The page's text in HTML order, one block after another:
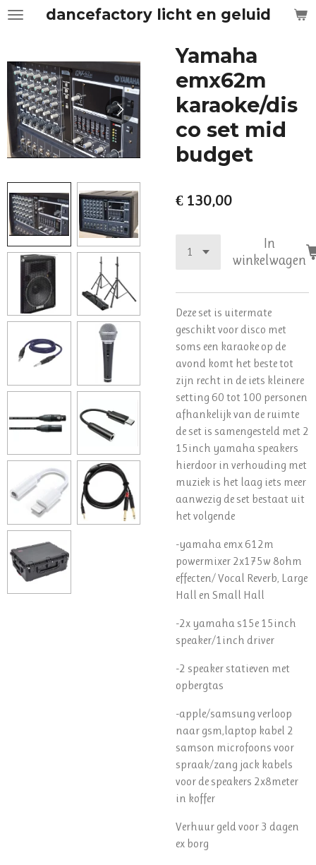
Ga
de
hoofdinhoud
dancefactory licht en geluid
Yamaha
emx62m
karaoke/dis
co set mid
budget
€ 130,00
In
winkelwagen
Deze set is uitermate
geschikt voor disco met
soms een karaoke op de
avond komt het beste tot
zijn recht in de iets kleinere
setting 60 tot 100 personen
afhankelijk van de ruimte
de set is samengesteld met 2
15inch yamaha speakers
hierdoor in verhouding met
muziek is het laag iets meer
aanwezig de set bestaat uit
het volgende
-yamaha emx 612m
powermixer 2x175w 8ohm
effecten/ Vocal Reverb, Large
Hall en Small Hall
-2x yamaha s15e 15inch
speaker/1inch driver
-2 speaker statieven met
opbergtas
-apple/samsung verloop
naar gsm,laptop kabel 2
samson microfoons voor
spraak/zang jack kabels
voor de speakers 2x8meter
in koffer
Verhuur geld voor 3 dagen
ex borg